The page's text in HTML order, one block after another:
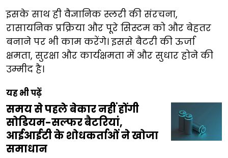
इसके साथ ही वैज्ञानिक स्लरी की संरचना,
रासायनिक प्रक्रिया और पूरे सिस्टम को और बेहतर
बनाने पर भी काम करेंगे। इससे बैटरी की ऊर्जा
क्षमता, सुरक्षा और कार्यक्षमता में और सुधार होने की
उम्मीद है।
यह भी पढ़ें
समय से पहले बेकार नहीं होंगी
सोडियम-सल्फर बैटरियां,
आईआईटी के शोधकर्ताओं ने खोजा
समाधान